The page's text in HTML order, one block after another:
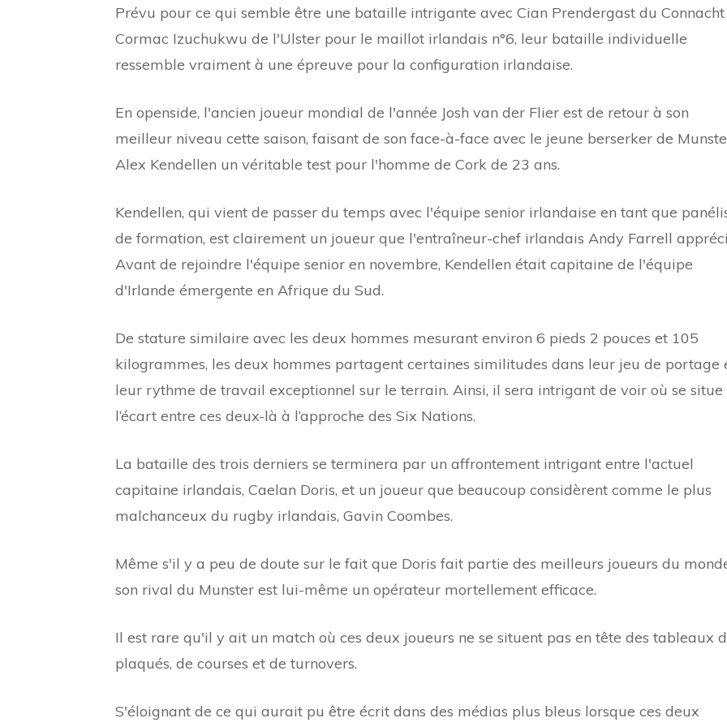
Prévu pour ce qui semble être une bataille intrigante avec Cian Prendergast du
Cormac Izuchukwu de l'Ulster pour le maillot irlandais n°6, leur bataille individuelle
ressemble vraiment à une épreuve pour la configuration irlandaise.
En openside, l'ancien joueur mondial de l'année Josh van der Flier est de retour à son
meilleur niveau cette saison, faisant de son face-à-face avec le jeune berserker de
Alex Kendellen un véritable test pour l'homme de Cork de 23 ans.
Kendellen, qui vient de passer du temps avec l'équipe senior irlandaise en tant que
de formation, est clairement un joueur que l'entraîneur-chef irlandais Andy Farrell
Avant de rejoindre l'équipe senior en novembre, Kendellen était capitaine de l'équipe
d'Irlande émergente en Afrique du Sud.
De stature similaire avec les deux hommes mesurant environ 6 pieds 2 pouces et 105
kilogrammes, les deux hommes partagent certaines similitudes dans leur jeu de portage
leur rythme de travail exceptionnel sur le terrain. Ainsi, il sera intrigant de voir où se situe
l’écart entre ces deux-là à l’approche des Six Nations.
La bataille des trois derniers se terminera par un affrontement intrigant entre l'actuel
capitaine irlandais, Caelan Doris, et un joueur que beaucoup considèrent comme le plus
malchanceux du rugby irlandais, Gavin Coombes.
Même s'il y a peu de doute sur le fait que Doris fait partie des meilleurs joueurs du
son rival du Munster est lui-même un opérateur mortellement efficace.
Il est rare qu'il y ait un match où ces deux joueurs ne se situent pas en tête des tableaux
plaqués, de courses et de turnovers.
S'éloignant de ce qui aurait pu être écrit dans des médias plus bleus lorsque ces deux